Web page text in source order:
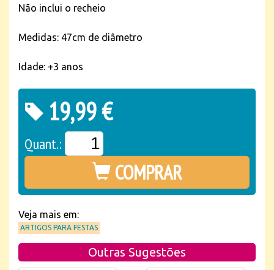
Não inclui o recheio
Medidas: 47cm de diâmetro
Idade: +3 anos
19,99 €
Quant.:
COMPRAR
Veja mais em:
ARTIGOS PARA FESTAS
Outras Sugestões